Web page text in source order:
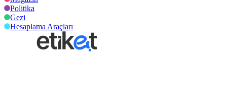
Politika
Gezi
Hesaplama Araçları